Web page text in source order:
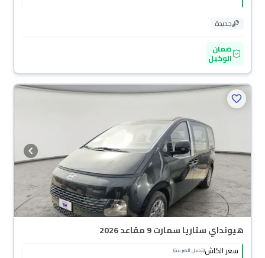
جديدة
ضمان
الوكيل
هيونداي ستاريا سمارت 9 مقاعد 2026
سعر الكاش(شامل الضريبة)